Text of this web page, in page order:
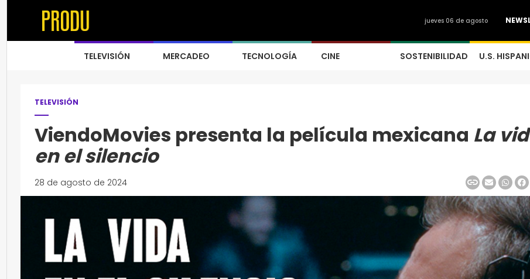
jueves 06 de agosto
TELEVISIÓN MERCADEO TECNOLOGÍA CINE SOSTENIBILIDAD U.S.
TELEVISIÓN
ViendoMovies presenta la película mexicana La
en el silencio
28 de agosto de 2024